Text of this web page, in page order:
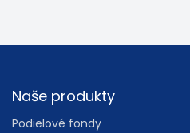
Footer
Naše produkty
Podielové fondy